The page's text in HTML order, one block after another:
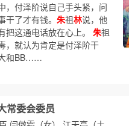
，付泽阶说自己手头紧，问
了才有钱。 朱祖林说，他
把这通电话放在心上。 朱祖
，就认为肯定是付泽阶干
和BB……
常委会委员